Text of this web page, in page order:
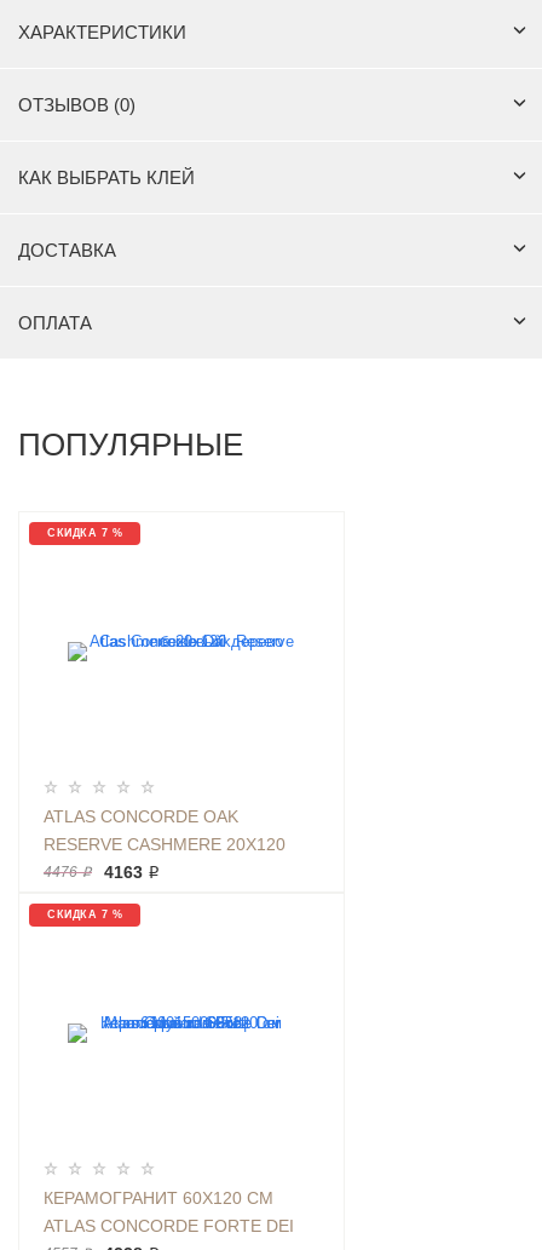
ХАРАКТЕРИСТИКИ
ОТЗЫВОВ (0)
КАК ВЫБРАТЬ КЛЕЙ
ДОСТАВКА
ОПЛАТА
ПОПУЛЯРНЫЕ
СКИДКА 7 %
ATLAS CONCORDE OAK
RESERVE CASHMERE 20Х120
ДЕРЕВО БЕЖЕВЫЙ
4476 ₽ 4163 ₽
СКИДКА 7 %
КЕРАМОГРАНИТ 60X120 СМ
ATLAS CONCORDE FORTE DEI